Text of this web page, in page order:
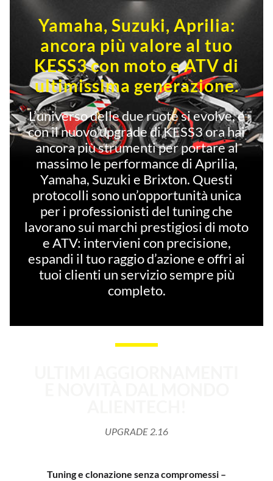
Yamaha, Suzuki, Aprilia:
ancora più valore al tuo
KESS3 con moto e ATV di
ultimissima generazione.
L’universo delle due ruote si evolve, e
con il nuovo upgrade di KESS3 ora hai
ancora più strumenti per portare al
massimo le performance di Aprilia,
Yamaha, Suzuki e Brixton. Questi
protocolli sono un’opportunità unica
per i professionisti del tuning che
lavorano sui marchi prestigiosi di moto
e ATV: intervieni con precisione,
espandi il tuo raggio d’azione e offri ai
tuoi clienti un servizio sempre più
completo.
UPGRADE 2.16
Tuning e clonazione senza compromessi –